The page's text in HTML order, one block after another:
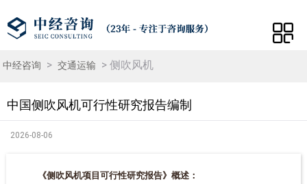
中经咨询 > 交通运输 > 侧吹风机
中国侧吹风机可行性研究报告编制
2026-08-06
《侧吹风机项目可行性研究报告》概述：